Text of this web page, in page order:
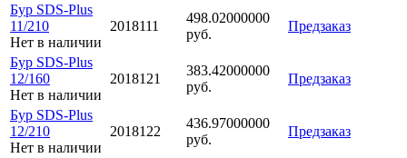
Бур SDS-Plus
11/210
Нет в наличии
2018111
498.02000000
руб.
Предзаказ
Бур SDS-Plus
12/160
Нет в наличии
2018121
383.42000000
руб.
Предзаказ
Бур SDS-Plus
12/210
Нет в наличии
2018122
436.97000000
руб.
Предзаказ